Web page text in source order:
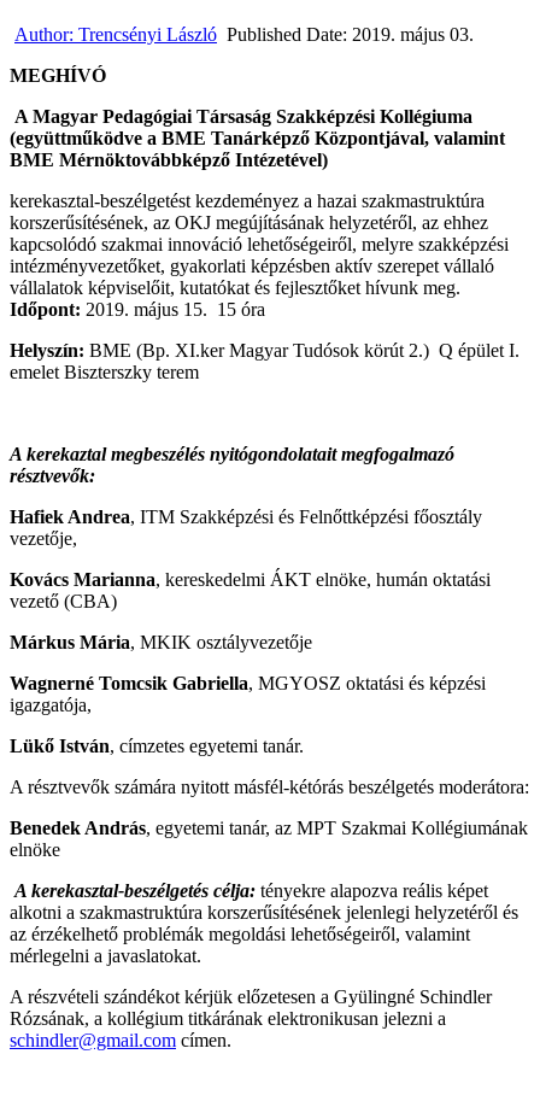
Author: Trencsényi László Published Date: 2019. május 03.
MEGHÍVÓ
A Magyar Pedagógiai Társaság Szakképzési Kollégiuma
(együttműködve a BME Tanárképző Központjával, valamint
BME Mérnöktovábbképző Intézetével)
kerekasztal-beszélgetést kezdeményez a hazai szakmastruktúra
korszerűsítésének, az OKJ megújításának helyzetéről, az ehhez
kapcsolódó szakmai innováció lehetőségeiről, melyre szakképzési
intézményvezetőket, gyakorlati képzésben aktív szerepet vállaló
vállalatok képviselőit, kutatókat és fejlesztőket hívunk meg.
Időpont: 2019. május 15. 15 óra
Helyszín: BME (Bp. XI.ker Magyar Tudósok körút 2.) Q épület I.
emelet Biszterszky terem
A kerekaztal megbeszélés nyitógondolatait megfogalmazó
résztvevők:
Hafiek Andrea, ITM Szakképzési és Felnőttképzési főosztály
vezetője,
Kovács Marianna, kereskedelmi ÁKT elnöke, humán oktatási
vezető (CBA)
Márkus Mária, MKIK osztályvezetője
Wagnerné Tomcsik Gabriella, MGYOSZ oktatási és képzési
igazgatója,
Lükő István, címzetes egyetemi tanár.
A résztvevők számára nyitott másfél-kétórás beszélgetés moderátora:
Benedek András, egyetemi tanár, az MPT Szakmai Kollégiumának
elnöke
A kerekasztal-beszélgetés célja: tényekre alapozva reális képet
alkotni a szakmastruktúra korszerűsítésének jelenlegi helyzetéről és
az érzékelhető problémák megoldási lehetőségeiről, valamint
mérlegelni a javaslatokat.
A részvételi szándékot kérjük előzetesen a Gyülingné Schindler
Rózsának, a kollégium titkárának elektronikusan jelezni a
schindler@gmail.com címen.